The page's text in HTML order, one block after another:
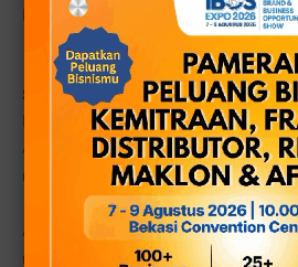
Komisaris Utama:
Subsidiary Company:
PT Digital Rekayasa Elex Waring
Alamat: Jl. Palad RT.06/RW.07 No.45 Rawakuning,
Kecamatan Cakung, Jakarta Timur 13950
AHU, Nomor:
NIB, Nomor: